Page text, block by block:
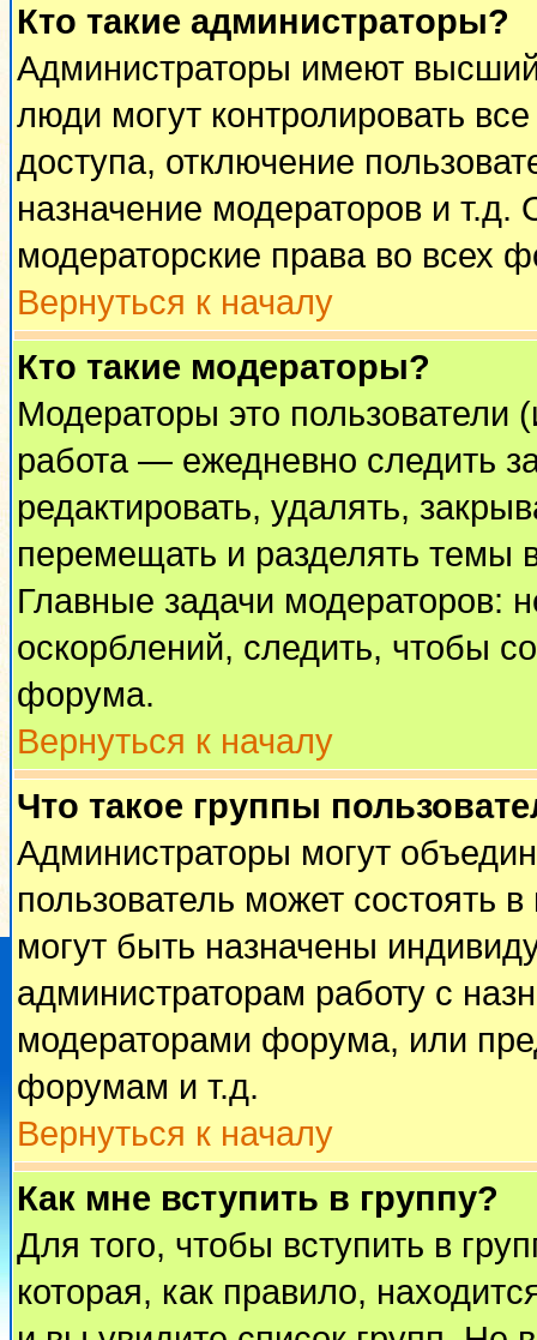
Кто такие администраторы?
Администраторы имеют
люди могут контролировать
доступа, отключение
назначение модераторов и
модераторские права во всех
Вернуться к началу
Кто такие модераторы?
Модераторы это пользователи
работа — ежедневно следить
редактировать, удалять,
перемещать и разделять темы
Главные задачи модераторов:
оскорблений, следить, чтобы
форума.
Вернуться к началу
Что такое группы
Администраторы могут
пользователь может состоять
могут быть назначены
администраторам работу с
модераторами форума, или
форумам и т.д.
Вернуться к началу
Как мне вступить в группу?
Для того, чтобы вступить в
которая, как правило,